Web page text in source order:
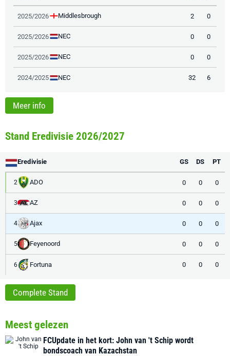
2025/2026 Middlesbrough 2 0
2025/2026 NEC 0 0
2025/2026 NEC 0 0
2024/2025 NEC 32 6
Meer info
Stand Eredivisie 2026/2027
Eredivisie GS DS PT
2 ADO 0 0 0
3 AZ 0 0 0
4 Ajax 0 0 0
5 Feyenoord 0 0 0
6 Fortuna 0 0 0
Complete Stand
Meest gelezen
FCUpdate in het kort: John van 't Schip wordt
bondscoach van Kazachstan